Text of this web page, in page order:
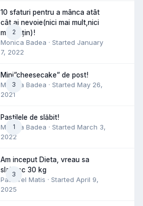
2
10 sfaturi pentru a mânca atât
cât ai nevoie(nici mai mult,nici
mai puțin)!
Monica Badea · Started January
7, 2022
3
Mini”cheesecake” de post!
Monica Badea · Started May 26,
2021
1
Pastilele de slăbit!
Monica Badea · Started March 3,
2022
3
Am inceput Dieta, vreau sa
slabesc 30 kg
Pastorel Matis · Started April 9,
2025